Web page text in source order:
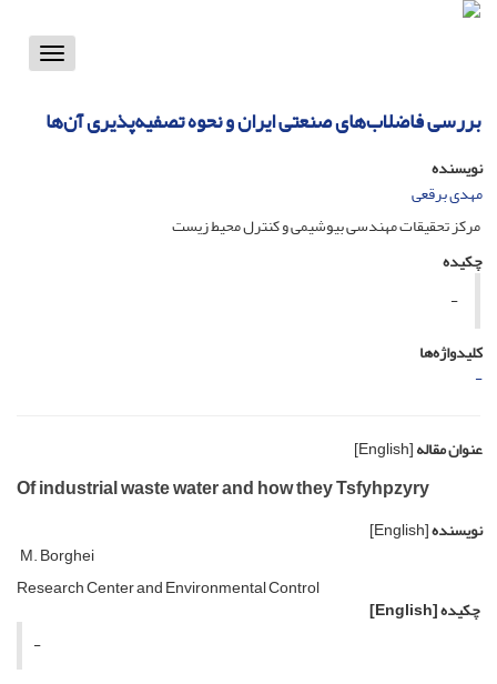
Toggle
بررسی فاضلاب‌های صنعتی ایران و نحوه تصفیه‌پذیری آن‌ها
نویسنده
مهدی برقعی
مرکز تحقیقات مهندسی بیوشیمی و کنترل محیط زیست
چکیده
-
کلیدواژه‌ها
-
عنوان مقاله[English]
Of industrial waste water and how they Tsfyhpzyry
نویسنده[English]
M. Borghei
Research Center and Environmental Control
چکیده[English]
-